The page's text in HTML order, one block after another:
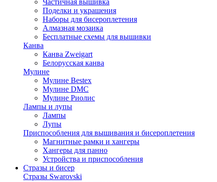
Частичная вышивка
Поделки и украшения
Наборы для бисероплетения
Алмазная мозаика
Бесплатные схемы для вышивки
Канва
Канва Zweigart
Белорусская канва
Мулине
Мулине Bestex
Мулине DMC
Мулине Риолис
Лампы и лупы
Лампы
Лупы
Приспособления для вышивания и бисероплетения
Магнитные рамки и хангеры
Хангеры для панно
Устройства и приспособления
Стразы и бисер
Стразы Swarovski